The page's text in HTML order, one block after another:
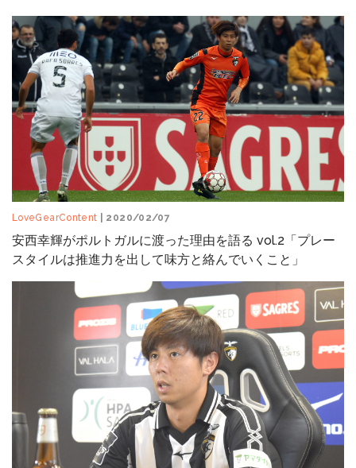
LoveGearContent | 2020/02/07
安西幸輝がポルトガルに渡った理由を語る vol.2「プレー
スタイルは推進力を出して味方と絡んでいくこと」